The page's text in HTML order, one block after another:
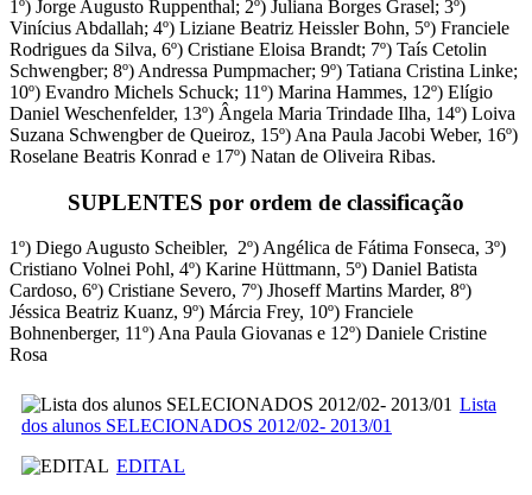
1º) Jorge Augusto Ruppenthal; 2º) Juliana Borges Grasel; 3º)
Vinícius Abdallah; 4º) Liziane Beatriz Heissler Bohn, 5º) Franciele
Rodrigues da Silva, 6º) Cristiane Eloisa Brandt; 7º) Taís Cetolin
Schwengber; 8º) Andressa Pumpmacher; 9º) Tatiana Cristina Linke;
10º) Evandro Michels Schuck; 11º) Marina Hammes, 12º) Elígio
Daniel Weschenfelder, 13º) Ângela Maria Trindade Ilha, 14º) Loiva
Suzana Schwengber de Queiroz, 15º) Ana Paula Jacobi Weber, 16º)
Roselane Beatris Konrad e 17º) Natan de Oliveira Ribas.
SUPLENTES por ordem de classificação
1º) Diego Augusto Scheibler, 2º) Angélica de Fátima Fonseca, 3º)
Cristiano Volnei Pohl, 4º) Karine Hüttmann, 5º) Daniel Batista
Cardoso, 6º) Cristiane Severo, 7º) Jhoseff Martins Marder, 8º)
Jéssica Beatriz Kuanz, 9º) Márcia Frey, 10º) Franciele
Bohnenberger, 11º) Ana Paula Giovanas e 12º) Daniele Cristine
Rosa
Lista
dos alunos SELECIONADOS 2012/02- 2013/01
EDITAL